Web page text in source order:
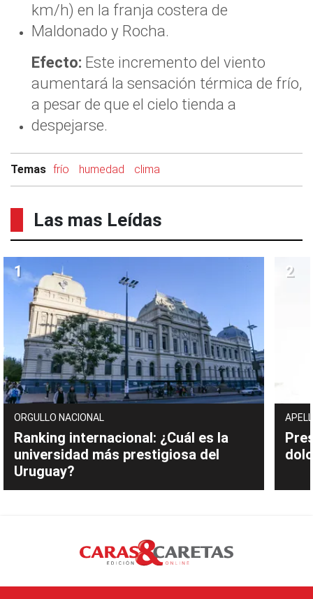
km/h) en la franja costera de
Maldonado y Rocha.
Efecto: Este incremento del viento
aumentará la sensación térmica de frío,
a pesar de que el cielo tienda a
despejarse.
Temas frío humedad clima
Las mas Leídas
ORGULLO NACIONAL
Ranking internacional: ¿Cuál es la
universidad más prestigiosa del
Uruguay?